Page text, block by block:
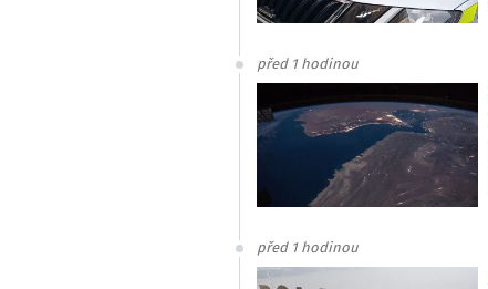
před 1 hodinou
před 1 hodinou